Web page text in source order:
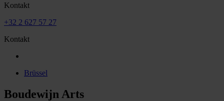
Kontakt
+32 2 627 57 27
Kontakt
Brüssel
Boudewijn Arts